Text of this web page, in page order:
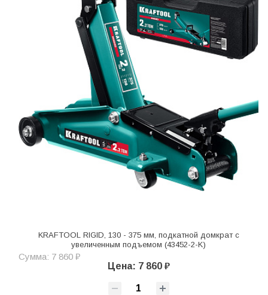
KRAFTOOL RIGID, 130 - 375 мм, подкатной домкрат с
увеличенным подъемом (43452-2-K)
Сумма: 7 860 ₽
Цена: 7 860 ₽